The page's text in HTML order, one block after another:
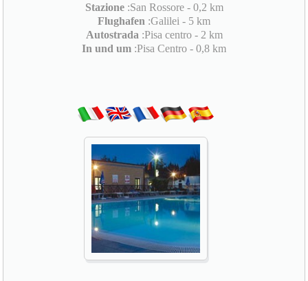
Stazione:San Rossore - 0,2 km
Flughafen :Galilei - 5 km
Autostrada :Pisa centro - 2 km
In und um :Pisa Centro - 0,8 km